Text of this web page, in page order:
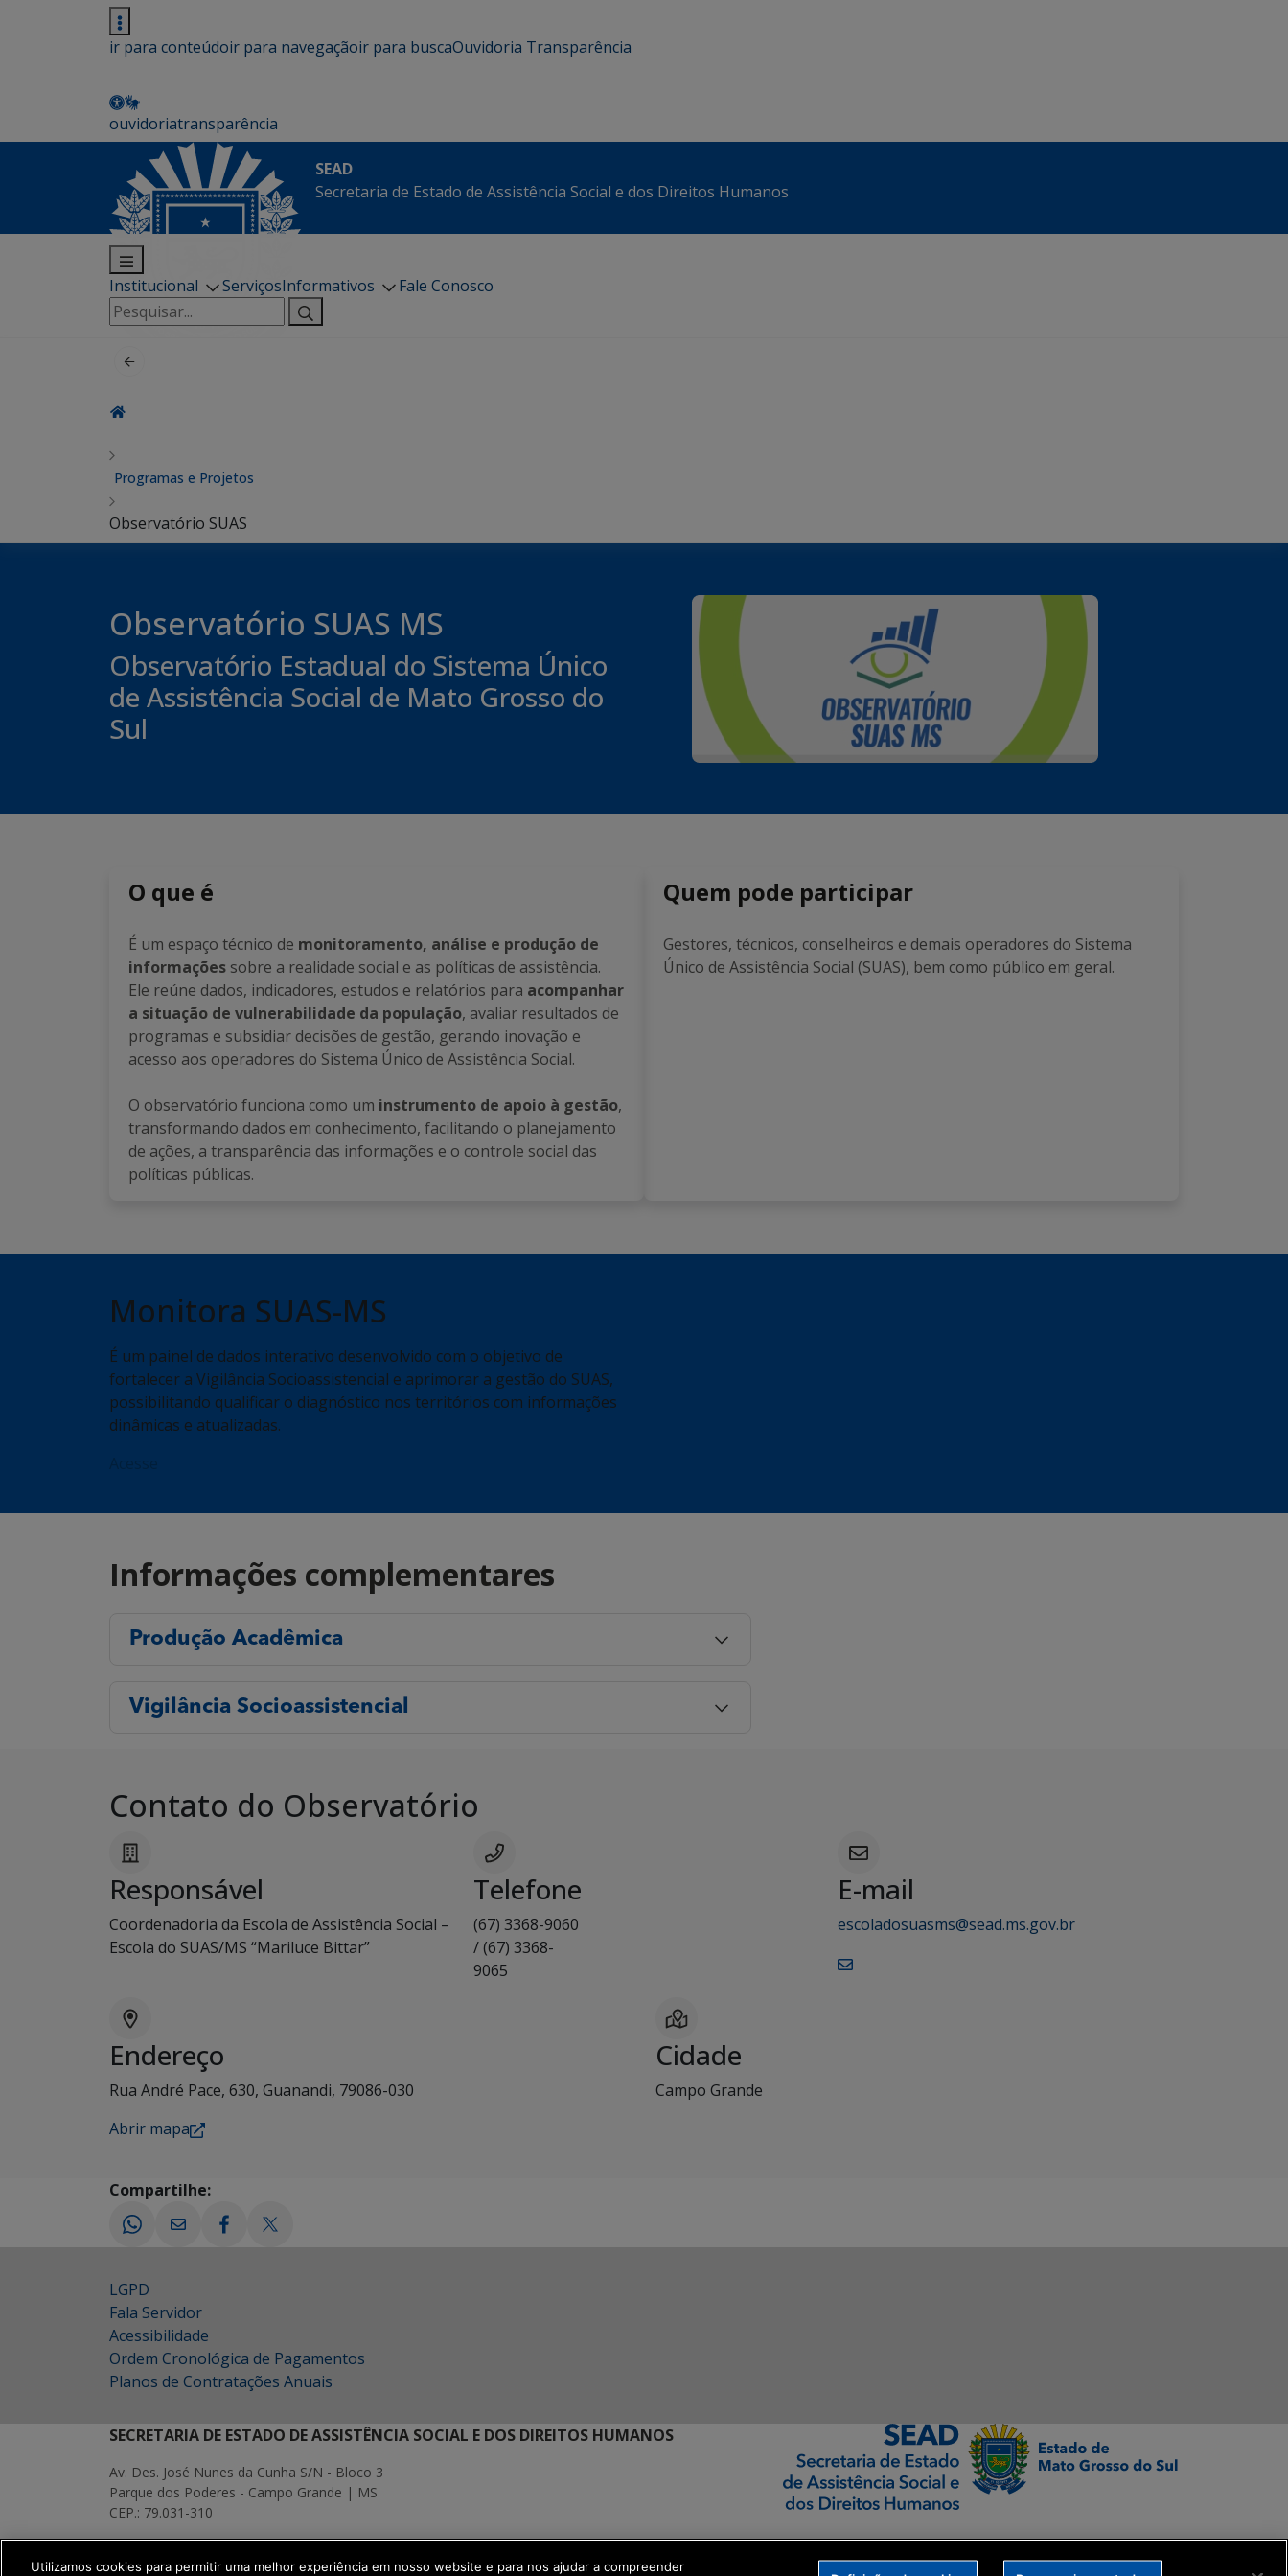
ir para conteúdoir para navegaçãoir para buscaOuvidoria Transparência
ouvidoriatransparência
SEAD
Secretaria de Estado de Assistência Social e dos Direitos Humanos
Institucional ServiçosInformativos
Fale Conosco
Pesquisar
por:
Programas e Projetos
Observatório SUAS
Observatório SUAS MS
Observatório Estadual do Sistema Único
de Assistência Social de Mato Grosso do
Sul
O que é
É um espaço técnico de monitoramento, análise e produção de
informações sobre a realidade social e as políticas de assistência.
Ele reúne dados, indicadores, estudos e relatórios para acompanhar
a situação de vulnerabilidade da população, avaliar resultados de
programas e subsidiar decisões de gestão, gerando inovação e
acesso aos operadores do Sistema Único de Assistência Social.
O observatório funciona como um instrumento de apoio à gestão,
transformando dados em conhecimento, facilitando o planejamento
de ações, a transparência das informações e o controle social das
políticas públicas.
Quem pode participar
Gestores, técnicos, conselheiros e demais operadores do Sistema
Único de Assistência Social (SUAS), bem como público em geral.
Monitora SUAS-MS
É um painel de dados interativo desenvolvido com o objetivo de
fortalecer a Vigilância Socioassistencial e aprimorar a gestão do SUAS,
possibilitando qualificar o diagnóstico nos territórios com informações
dinâmicas e atualizadas.
Informações complementares
Produção Acadêmica
Vigilância Socioassistencial
Contato do Observatório
Responsável
Coordenadoria da Escola de Assistência Social –
Escola do SUAS/MS “Mariluce Bittar”
Telefone
(67) 3368-9060
/ (67) 3368-
9065
E-mail
escoladosuasms@sead.ms.gov.br
Endereço
Rua André Pace, 630, Guanandi, 79086-030
Abrir mapa
Cidade
Campo Grande
Compartilhe:
LGPD
Fala Servidor
Acessibilidade
Ordem Cronológica de Pagamentos
Planos de Contratações Anuais
SECRETARIA DE ESTADO DE ASSISTÊNCIA SOCIAL E DOS DIREITOS HUMANOS
Av. Des. José Nunes da Cunha S/N - Bloco 3
Parque dos Poderes - Campo Grande | MS
CEP.: 79.031-310
Utilizamos cookies para permitir uma melhor experiência em nosso website e para nos ajudar a compreender